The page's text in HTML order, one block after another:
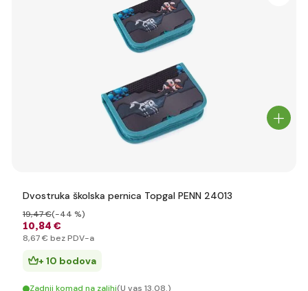
Dvostruka školska pernica Topgal PENN 24013
10,84 €
19,47 €(-44 %)
8,67 € bez PDV-a
+ 10 bodova
Zadnji komad na zalihi(U vas 13.08.)